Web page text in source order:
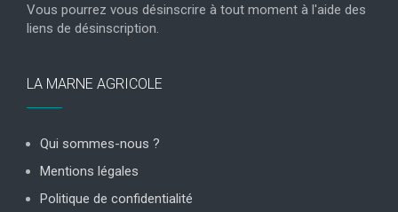
Vous pourrez vous désinscrire à tout moment à l'aide des
liens de désinscription.
LA MARNE AGRICOLE
Qui sommes-nous ?
Mentions légales
Politique de confidentialité